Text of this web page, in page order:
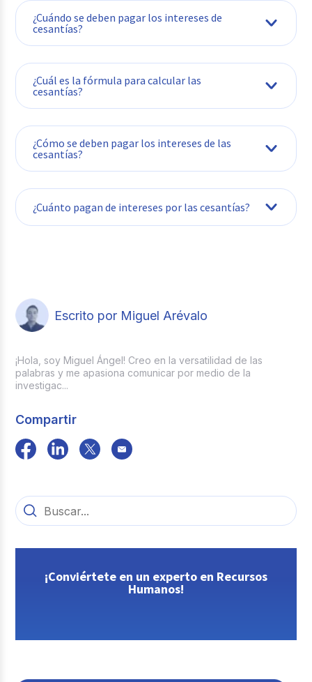
¿Cuándo se deben pagar los intereses de
cesantías?
¿Cuál es la fórmula para calcular las
cesantías?
calcular la base del interés primero debes
saber que: Cesantías = (Salario mensual x
días trabajados) ÷ 360.
¿Cómo se deben pagar los intereses de las
cesantías?
transferencia bancaria directamente al
trabajador, a diferencia de las cesantías que
¿Cuánto pagan de intereses por las cesantías?
servido.
Escrito por Miguel Arévalo
¡Hola, soy Miguel Ángel! Creo en la versatilidad de las
palabras y me apasiona comunicar por medio de la
investigac...
Compartir
¡Conviértete en un experto en Recursos
Humanos!